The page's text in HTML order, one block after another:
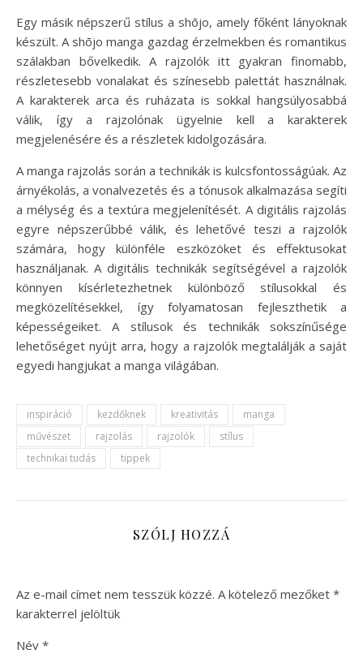
Egy másik népszerű stílus a shōjo, amely főként lányoknak
készült. A shōjo manga gazdag érzelmekben és romantikus
szálakban bővelkedik. A rajzolók itt gyakran finomabb,
részletesebb vonalakat és színesebb palettát használnak.
A karakterek arca és ruházata is sokkal hangsúlyosabbá
válik, így a rajzolónak ügyelnie kell a karakterek
megjelenésére és a részletek kidolgozására.
A manga rajzolás során a technikák is kulcsfontosságúak. Az
árnyékolás, a vonalvezetés és a tónusok alkalmazása segíti
a mélység és a textúra megjelenítését. A digitális rajzolás
egyre népszerűbbé válik, és lehetővé teszi a rajzolók
számára, hogy különféle eszközöket és effektusokat
használjanak. A digitális technikák segítségével a rajzolók
könnyen kísérletezhetnek különböző stílusokkal és
megközelítésekkel, így folyamatosan fejleszthetik a
képességeiket. A stílusok és technikák sokszínűsége
lehetőséget nyújt arra, hogy a rajzolók megtalálják a saját
egyedi hangjukat a manga világában.
inspiráció kezdőknek kreativitás
manga
művészet
rajzolás rajzolók
stílus
technikai tudás
tippek
SZÓLJ HOZZÁ
Az e-mail címet nem tesszük közzé. A kötelező mezőket *
karakterrel jelöltük
Név *